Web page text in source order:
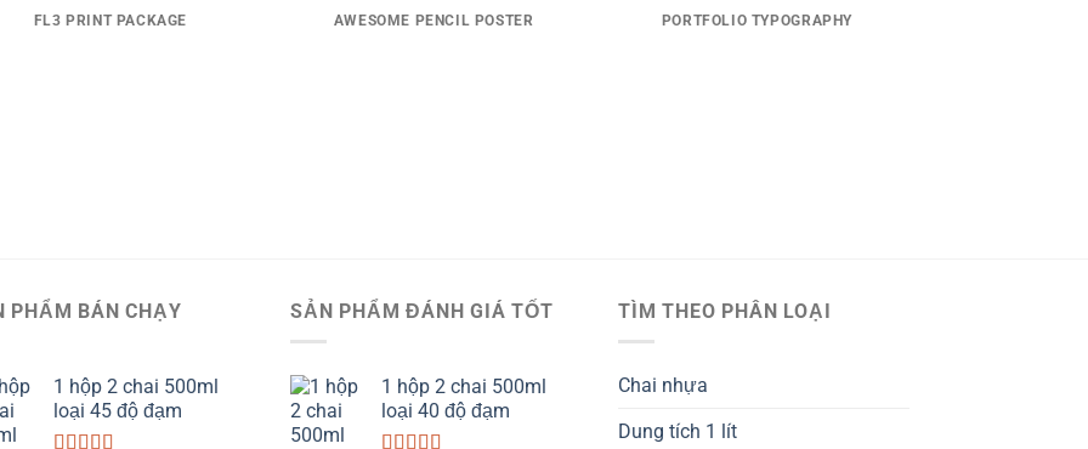
FL3 PRINT PACKAGE AWESOME PENCIL POSTER PORTFOLIO TYPOGRAPHY
PHẨM BÁN CHẠY
1 hộp 2 chai 500ml
loại 45 độ đạm
SẢN PHẨM ĐÁNH GIÁ TỐT
1 hộp 2 chai 500ml
loại 40 độ đạm
TÌM THEO PHÂN LOẠI
Chai nhựa
Dung tích 1 lít